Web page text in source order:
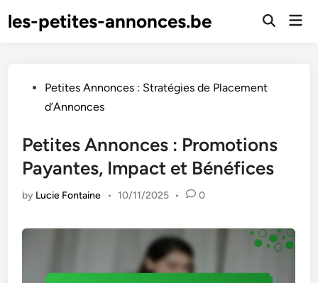
toles-petites-annonces.be
Open
PostedPetites Annonces : Stratégies de Placement
d’Annonces
Petites Annonces : Promotions
Payantes, Impact et Bénéfices
by Lucie Fontaine • 10/11/2025 • 0